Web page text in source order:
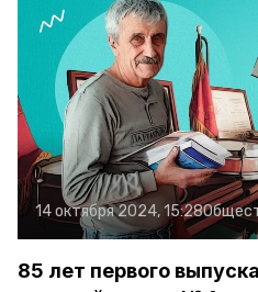
14 октября 2024, 15:28
85 лет первого